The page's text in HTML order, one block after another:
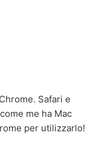
Safari e
me ha Mac
per utilizzarlo!